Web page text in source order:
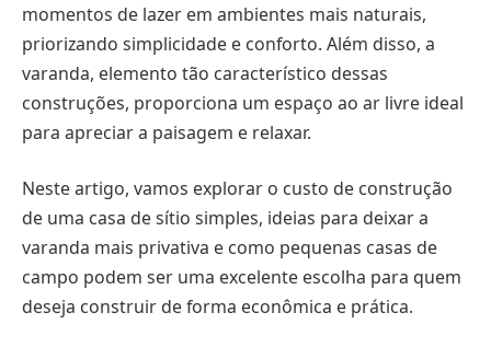
momentos de lazer em ambientes mais naturais,
priorizando simplicidade e conforto. Além disso, a
varanda, elemento tão característico dessas
construções, proporciona um espaço ao ar livre ideal
para apreciar a paisagem e relaxar.
Neste artigo, vamos explorar o custo de construção
de uma casa de sítio simples, ideias para deixar a
varanda mais privativa e como pequenas casas de
campo podem ser uma excelente escolha para quem
deseja construir de forma econômica e prática.